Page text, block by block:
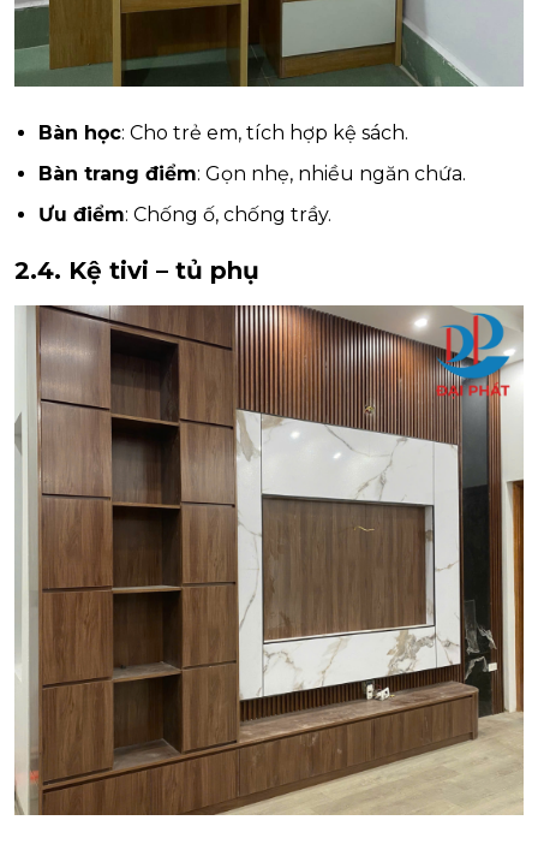
Bàn học: Cho trẻ em, tích hợp kệ sách.
Bàn trang điểm: Gọn nhẹ, nhiều ngăn chứa.
Ưu điểm: Chống ố, chống trầy.
2.4. Kệ tivi – tủ phụ